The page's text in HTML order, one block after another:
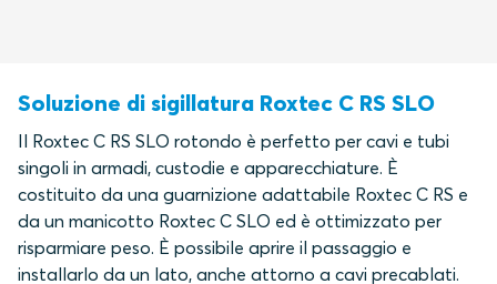
Soluzione di sigillatura Roxtec C RS SLO
Il Roxtec C RS SLO rotondo è perfetto per cavi e tubi
singoli in armadi, custodie e apparecchiature. È
costituito da una guarnizione adattabile Roxtec C RS e
da un manicotto Roxtec C SLO ed è ottimizzato per
risparmiare peso. È possibile aprire il passaggio e
installarlo da un lato, anche attorno a cavi precablati.